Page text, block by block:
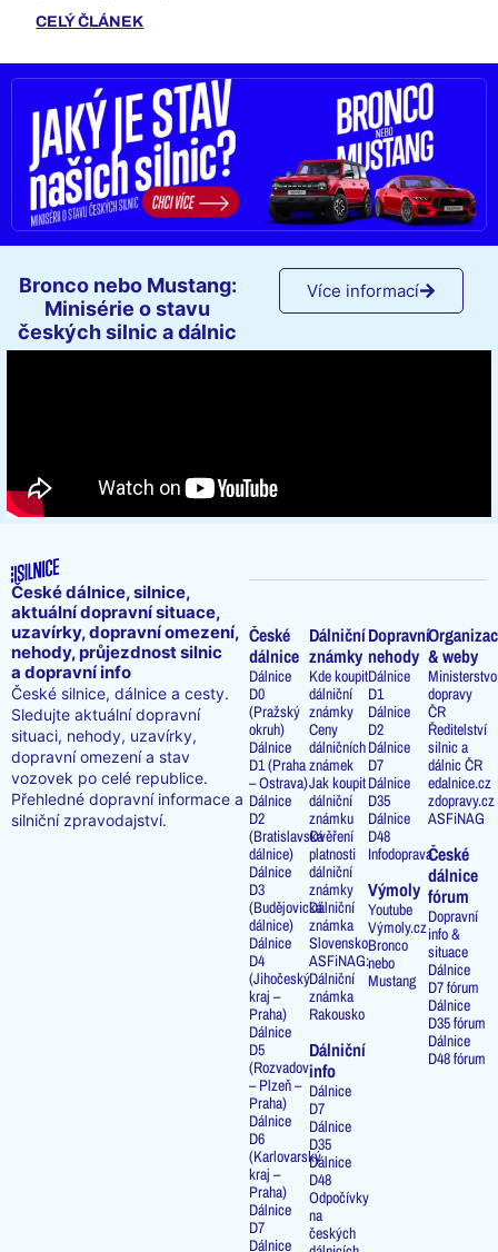
CELÝ ČLÁNEK
Bronco nebo Mustang:
Minisérie o stavu
českých silnic a dálnic
Více informací
České dálnice, silnice,
aktuální dopravní situace,
uzavírky, dopravní omezení,
nehody, průjezdnost silnic
a dopravní info
České silnice, dálnice a cesty.
Sledujte aktuální dopravní
situaci, nehody, uzavírky,
dopravní omezení a stav
vozovek po celé republice.
Přehledné dopravní informace a
silniční zpravodajství.
České
dálnice
Dálnice
D0
(Pražský
okruh)
Dálnice
D1 (Praha
– Ostrava)
Dálnice
D2
(Bratislavská
dálnice)
Dálnice
D3
(Budějovická
dálnice)
Dálnice
D4
(Jihočeský
kraj –
Praha)
Dálnice
D5
(Rozvadov
– Plzeň –
Praha)
Dálnice
D6
(Karlovarský
kraj –
Praha)
Dálnice
D7
Dálnice
Dálniční
známky
Kde koupit
dálniční
známky
Ceny
dálničních
známek
Jak koupit
dálniční
známku
Ověření
platnosti
dálniční
známky
Dálniční
známka
Slovensko
ASFiNAG:
Dálniční
známka
Rakousko
Dálniční
info
Dálnice
D7
Dálnice
D35
Dálnice
D48
Odpočívky
na
českých
Dopravní
nehody
Dálnice
D1
Dálnice
D2
Dálnice
D7
Dálnice
D35
Dálnice
D48
Infodoprava
Výmoly
Youtube
Výmoly.cz
Bronco
nebo
Mustang
& weby
Ministerstvo
dopravy
ČR
Ředitelství
silnic a
dálnic ČR
edalnice.cz
zdopravy.cz
ASFiNAG
České
dálnice
fórum
Dopravní
info &
situace
Dálnice
D7 fórum
Dálnice
D35 fórum
Dálnice
D48 fórum